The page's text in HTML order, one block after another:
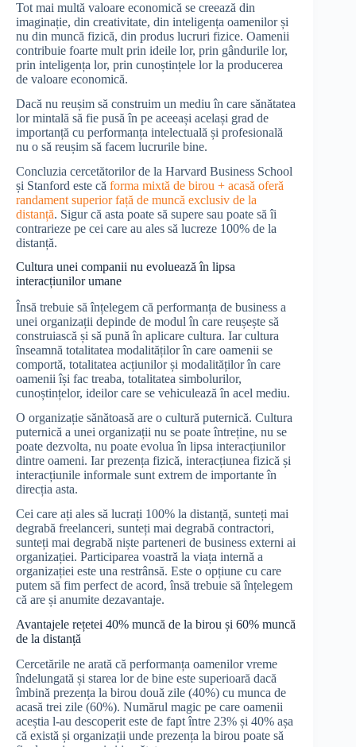
Tot mai multă valoare economică se creează din
imaginație, din creativitate, din inteligența oamenilor și
nu din muncă fizică, din produs lucruri fizice. Oamenii
contribuie foarte mult prin ideile lor, prin gândurile lor,
prin inteligența lor, prin cunoștințele lor la producerea
de valoare economică.
Dacă nu reușim să construim un mediu în care sănătatea
lor mintală să fie pusă în pe aceeași același grad de
importanță cu performanța intelectuală și profesională
nu o să reușim să facem lucrurile bine.
Concluzia cercetătorilor de la Harvard Business School
și Stanford este că forma mixtă de birou + acasă oferă
randament superior față de muncă exclusiv de la
distanță. Sigur că asta poate să supere sau poate să îi
contrarieze pe cei care au ales să lucreze 100% de la
distanță.
Cultura unei companii nu evoluează în lipsa
interacțiunilor umane
Însă trebuie să înțelegem că performanța de business a
unei organizații depinde de modul în care reușește să
construiască și să pună în aplicare cultura. Iar cultura
înseamnă totalitatea modalităților în care oamenii se
comportă, totalitatea acțiunilor și modalităților în care
oamenii își fac treaba, totalitatea simbolurilor,
cunoștințelor, ideilor care se vehiculează în acel mediu.
O organizație sănătoasă are o cultură puternică. Cultura
puternică a unei organizații nu se poate întreține, nu se
poate dezvolta, nu poate evolua în lipsa interacțiunilor
dintre oameni. Iar prezența fizică, interacțiunea fizică și
interacțiunile informale sunt extrem de importante în
direcția asta.
Cei care ați ales să lucrați 100% la distanță, sunteți mai
degrabă freelanceri, sunteți mai degrabă contractori,
sunteți mai degrabă niște parteneri de business externi ai
organizației. Participarea voastră la viața internă a
organizației este una restrânsă. Este o opțiune cu care
putem să fim perfect de acord, însă trebuie să înțelegem
că are și anumite dezavantaje.
Avantajele rețetei 40% muncă de la birou și 60% muncă
de la distanță
Cercetările ne arată că performanța oamenilor vreme
îndelungată și starea lor de bine este superioară dacă
îmbină prezența la birou două zile (40%) cu munca de
acasă trei zile (60%). Numărul magic pe care oamenii
aceștia l-au descoperit este de fapt între 23% și 40% așa
că există și organizații unde prezența la birou poate să